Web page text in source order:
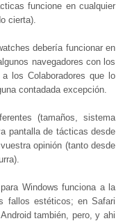
funcione en cualquier
cierta).
debería funcionar en
navegadores con los
los Colaboradores que lo
contadada excepción.
(tamaños, sistema
pantalla de tácticas desde
opinión (tanto desde
Windows funciona a la
fallos estéticos; en Safari
también, pero, y ahi